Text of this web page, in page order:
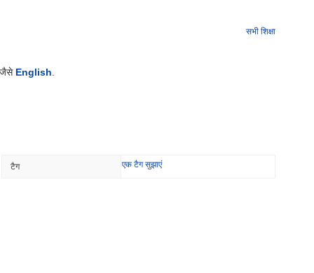
सभी शिक्षा
जैसे English
टैग एक टैग सुझाएं